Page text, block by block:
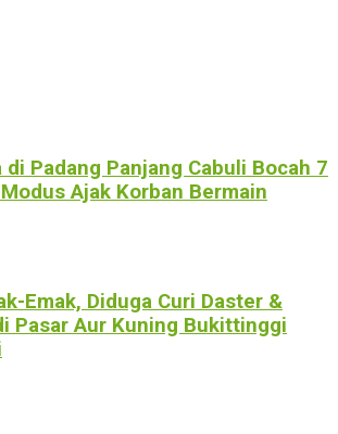
di Padang Panjang Cabuli Bocah 7
Ajak Korban Bermain
Emak, Diduga Curi Daster &
Pasar Aur Kuning Bukittinggi